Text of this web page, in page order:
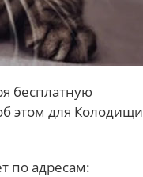
бесплатную
этом для Колодищи
по адресам: